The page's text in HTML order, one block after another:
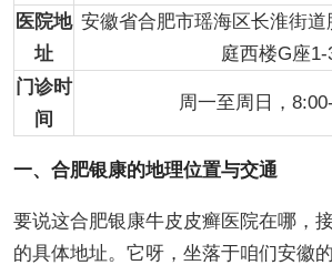
医院地
址
安徽省合肥市瑶海区长淮街
庭西楼G座1-
门诊时
间
周一至周日，
一、合肥银康的地理位置与交通
要说这合肥银康牛皮皮癣医院在哪，
的具体地址。它呀，坐落于咱们安